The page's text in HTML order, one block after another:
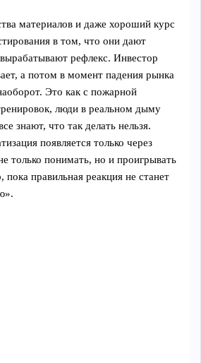
материалов и даже хороший курс
в том, что они дают
рефлекс. Инвестор
а потом в момент падения рынка
Это как с пожарной
люди в реальном дыму
знают, что так делать нельзя.
появляется только через
только понимать, но и проигрывать
пока правильная реакция не станет